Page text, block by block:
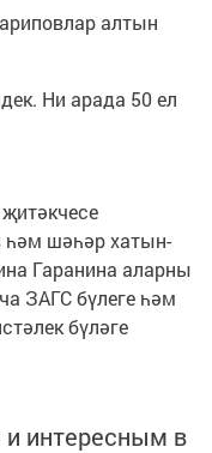
алтын
Ни арада 50 ел
шәһәр хатын-
Гаранина аларны
ЗАГС бүлеге һәм
бүләге
интересным в